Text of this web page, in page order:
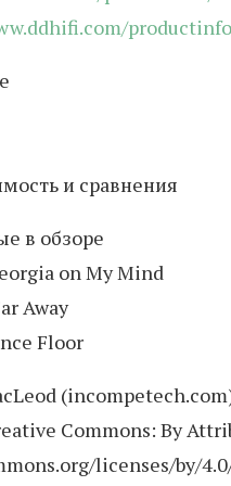
и сравнения
в обзоре
on My Mind
Away
Floor
Commons: By
licenses/by/